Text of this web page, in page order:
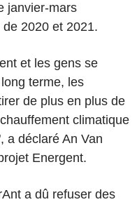
janvier-mars
2020 et 2021.
et les gens se
terme, les
de plus en plus de
climatique
a déclaré An Van
Energent.
a dû refuser des